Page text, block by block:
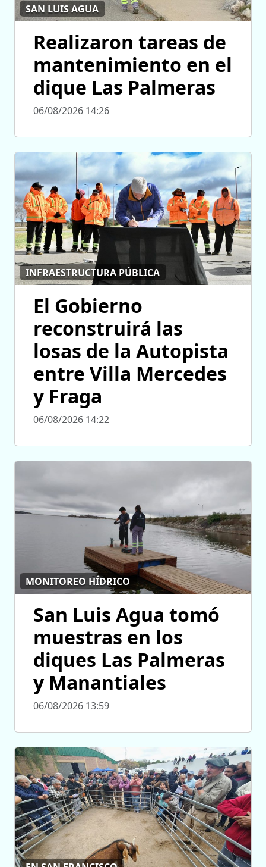
SAN LUIS AGUA
Realizaron tareas de
mantenimiento en el
dique Las Palmeras
06/08/2026 14:26
INFRAESTRUCTURA PÚBLICA
El Gobierno
reconstruirá las
losas de la Autopista
entre Villa Mercedes
y Fraga
06/08/2026 14:22
MONITOREO HÍDRICO
San Luis Agua tomó
muestras en los
diques Las Palmeras
y Manantiales
06/08/2026 13:59